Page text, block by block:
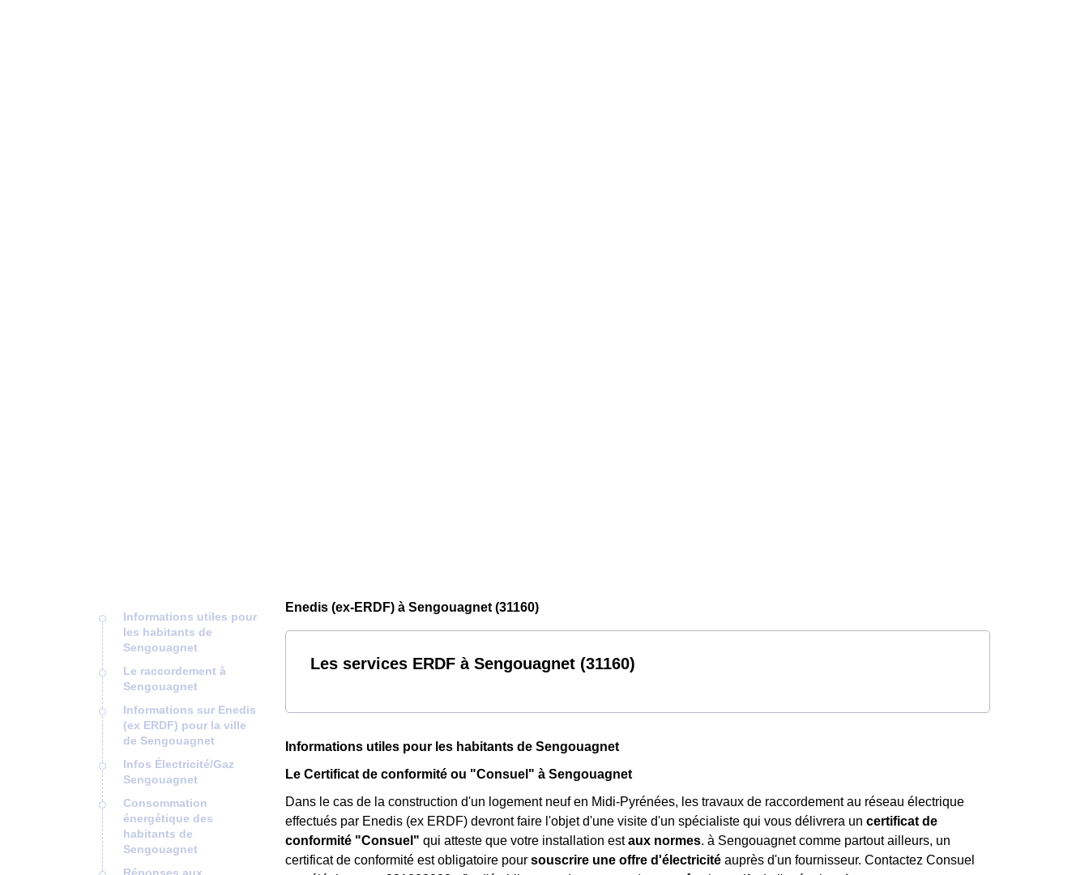
Informations utiles pour
les habitants de
Sengouagnet
Le raccordement à
Sengouagnet
Informations sur Enedis
(ex ERDF) pour la ville
de Sengouagnet
Infos Électricité/Gaz
Sengouagnet
Consommation
énergétique des
habitants de
Sengouagnet
Enedis (ex-ERDF) à Sengouagnet (31160)
Les services ERDF à Sengouagnet (31160)
Informations utiles pour les habitants de Sengouagnet
Le Certificat de conformité ou "Consuel" à Sengouagnet
Dans le cas de la construction d'un logement neuf en Midi-Pyrénées, les travaux de raccordement au réseau électrique
effectués par Enedis (ex ERDF) devront faire l'objet d'une visite d'un spécialiste qui vous délivrera un certificat de
conformité "Consuel" qui atteste que votre installation estaux normes. à Sengouagnet comme partout ailleurs, un
certificat de conformité est obligatoire pour souscrire une offre d'électricité auprès d'un fournisseur. Contactez Consuel